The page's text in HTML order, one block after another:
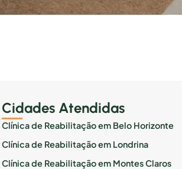
Cidades Atendidas
Clínica de Reabilitação em Belo Horizonte
Clínica de Reabilitação em Londrina
Clínica de Reabilitação em Montes Claros